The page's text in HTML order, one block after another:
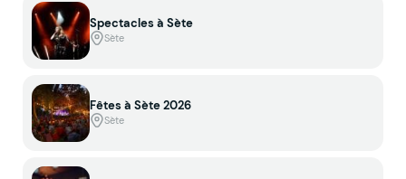
Spectacles à Sète
Sète
Fêtes à Sète 2026
Sète